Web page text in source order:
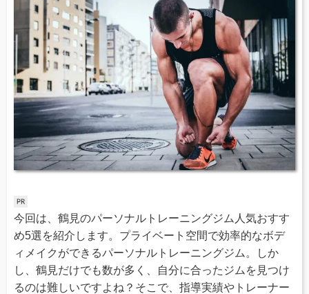
今回は、鶴見のパーソナルトレーニングジム人気おすす
め5選を紹介します。プライベート空間で効率的なボデ
ィメイクができるパーソナルトレーニングジム。しか
し、鶴見だけでも数が多く、自分に合ったジムを見つけ
るのは難しいですよね？そこで、指導実績やトレーナー